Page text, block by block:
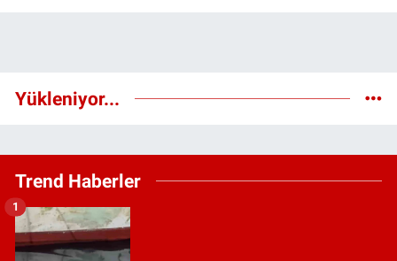
Yükleniyor...
Trend Haberler
1